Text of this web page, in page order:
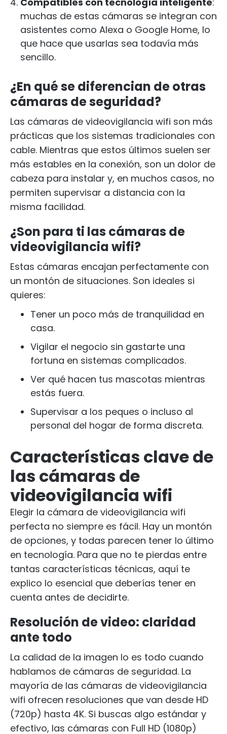
muchas de estas cámaras se integran con
asistentes como Alexa o Google Home, lo
que hace que usarlas sea todavía más
sencillo.
¿En qué se diferencian de otras
cámaras de seguridad?
Las cámaras de videovigilancia wifi son más
prácticas que los sistemas tradicionales con
cable. Mientras que estos últimos suelen ser
más estables en la conexión, son un dolor de
cabeza para instalar y, en muchos casos, no
permiten supervisar a distancia con la
misma facilidad.
¿Son para ti las cámaras de
videovigilancia wifi?
Estas cámaras encajan perfectamente con
un montón de situaciones. Son ideales si
quieres:
Tener un poco más de tranquilidad en
casa.
Vigilar el negocio sin gastarte una
fortuna en sistemas complicados.
Ver qué hacen tus mascotas mientras
estás fuera.
Supervisar a los peques o incluso al
personal del hogar de forma discreta.
Características clave de
las cámaras de
videovigilancia wifi
Elegir la cámara de videovigilancia wifi
perfecta no siempre es fácil. Hay un montón
de opciones, y todas parecen tener lo último
en tecnología. Para que no te pierdas entre
tantas características técnicas, aquí te
explico lo esencial que deberías tener en
cuenta antes de decidirte.
Resolución de video: claridad
ante todo
La calidad de la imagen lo es todo cuando
hablamos de cámaras de seguridad. La
mayoría de las cámaras de videovigilancia
wifi ofrecen resoluciones que van desde HD
(720p) hasta 4K. Si buscas algo estándar y
efectivo, las cámaras con Full HD (1080p)